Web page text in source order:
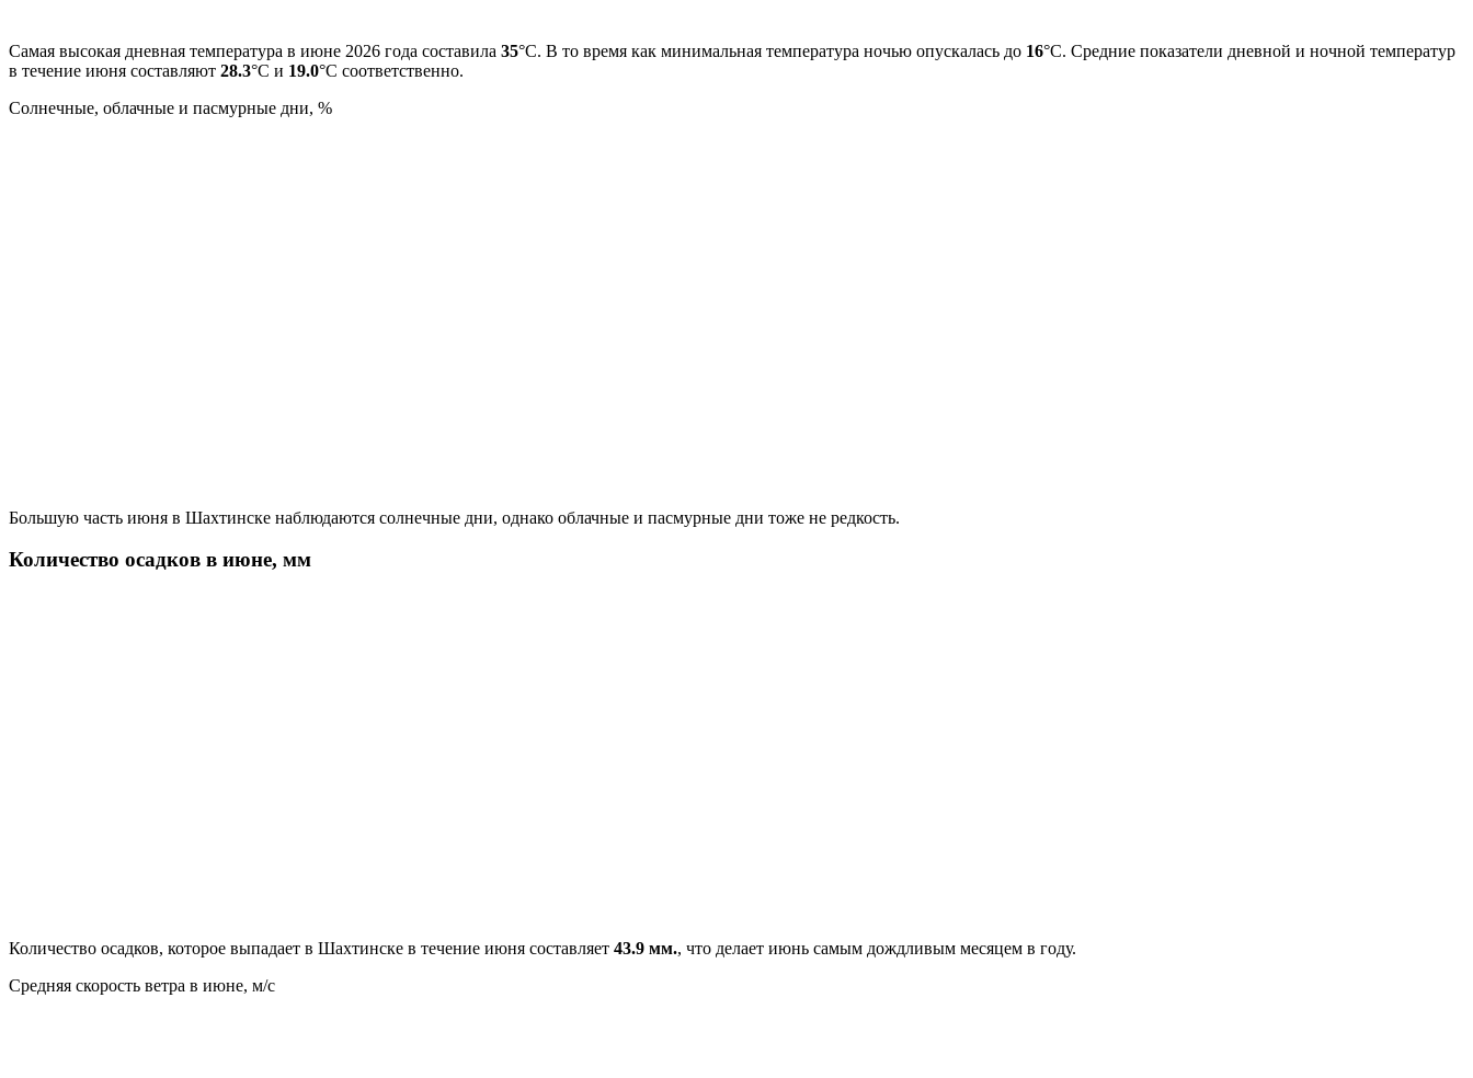
Самая высокая дневная температура в июне 2026 года составила 35°С. В то время как минимальная температура ночью опускалась до 16°C. Средние показатели дневной и ночной температур
в течение июня составляют 28.3°С и 19.0°С соответственно.
Cолнечные, облачные и пасмурные дни, %
Большую часть июня в Шахтинске наблюдаются солнечные дни, однако облачные и пасмурные дни тоже не редкость.
Количество осадков в июне, мм
Количество осадков, которое выпадает в Шахтинске в течение июня составляет 43.9 мм., что делает июнь самым дождливым месяцем в году.
Средняя скорость ветра в июне, м/с